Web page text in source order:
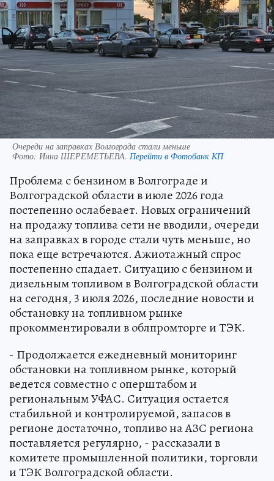
Очереди на заправках Волгограда стали меньше
Фото: Инна ШЕРЕМЕТЬЕВА. Перейти в Фотобанк КП
Проблема с бензином в Волгограде и
Волгоградской области в июле 2026 года
постепенно ослабевает. Новых ограничений
на продажу топлива сети не вводили, очереди
на заправках в городе стали чуть меньше, но
пока еще встречаются. Ажиотажный спрос
постепенно спадает. Ситуацию с бензином и
дизельным топливом в Волгоградской области
на сегодня, 3 июля 2026, последние новости и
обстановку на топливном рынке
прокомментировали в облпромторге и ТЭК.
- Продолжается ежедневный мониторинг
обстановки на топливном рынке, который
ведется совместно с оперштабом и
региональным УФАС. Ситуация остается
стабильной и контролируемой, запасов в
регионе достаточно, топливо на АЗС региона
поставляется регулярно, - рассказали в
комитете промышленной политики, торговли
и ТЭК Волгоградской области.